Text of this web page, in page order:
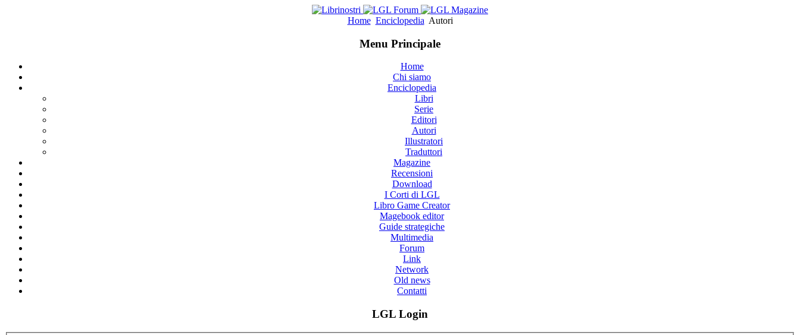
Home Enciclopedia Autori
Menu Principale
Home
Chi siamo
Enciclopedia
Libri
Serie
Editori
Autori
Illustratori
Traduttori
Magazine
Recensioni
Download
I Corti di LGL
Libro Game Creator
Magebook editor
Guide strategiche
Multimedia
Forum
Link
Network
Old news
Contatti
LGL Login